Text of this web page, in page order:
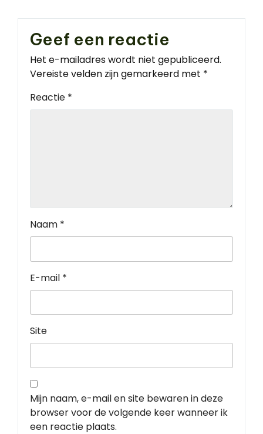
Geef een reactie
Het e-mailadres wordt niet gepubliceerd.
Vereiste velden zijn gemarkeerd met *
Reactie *
Naam *
E-mail *
Site
Mijn naam, e-mail en site bewaren in deze
browser voor de volgende keer wanneer ik
een reactie plaats.